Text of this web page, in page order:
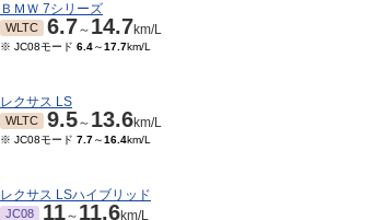
ＢＭＷ 7シリーズ
WLTC 6.7～ 14.7km/L
※ JC08モード 6.4～17.7km/L
レクサス LS
WLTC 9.5～ 13.6km/L
※ JC08モード 7.7～16.4km/L
レクサス LSハイブリッド
JC08 11～ 11.6km/L